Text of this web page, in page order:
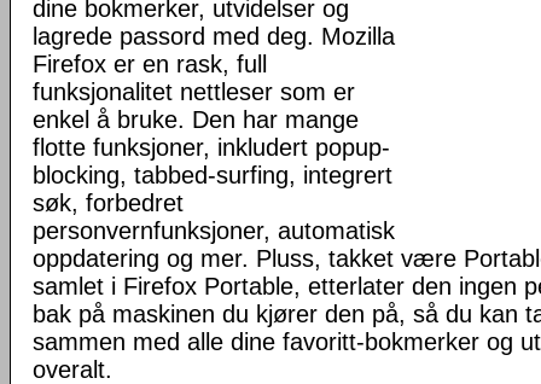
dine bokmerker, utvidelser og
lagrede passord med deg. Mozilla
Firefox er en rask, full
funksjonalitet nettleser som er
enkel å bruke. Den har mange
flotte funksjoner, inkludert popup-
blocking, tabbed-surfing, integrert
søk, forbedret
personvernfunksjoner, automatisk
oppdatering og mer. Pluss, takket være
samlet i Firefox Portable, etterlater den ingen
bak på maskinen du kjører den på, så du kan
sammen med alle dine favoritt-bokmerker og
overalt.